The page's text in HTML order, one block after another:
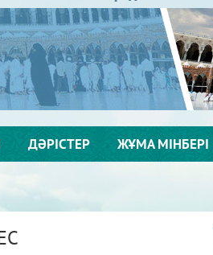
ДӘРІСТЕР ЖҰМА МІНБЕРІ